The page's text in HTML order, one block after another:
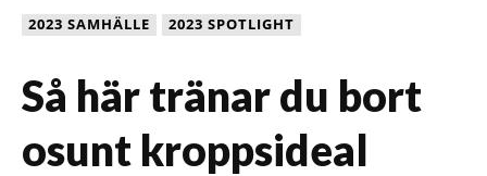
2023 SAMHÄLLE 2023 SPOTLIGHT
Så här tränar du bort
osunt kroppsideal